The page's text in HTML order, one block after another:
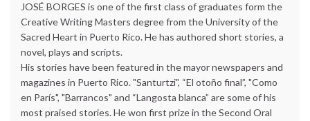
JOSÉ BORGES is one of the first class of graduates form the
Creative Writing Masters degree from the University of the
Sacred Heart in Puerto Rico. He has authored short stories, a
novel, plays and scripts.
His stories have been featured in the mayor newspapers and
magazines in Puerto Rico. "Santurtzi", “El otoño final”, "Como
en París", "Barrancos" and “Langosta blanca” are some of his
most praised stories. He won first prize in the Second Oral